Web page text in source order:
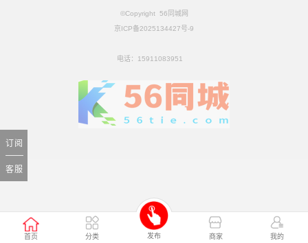
首页 分类 发布 商家 我的
订阅
客服
©Copyright 56同城网
京ICP备2025134427号-9
电话： 15911083951